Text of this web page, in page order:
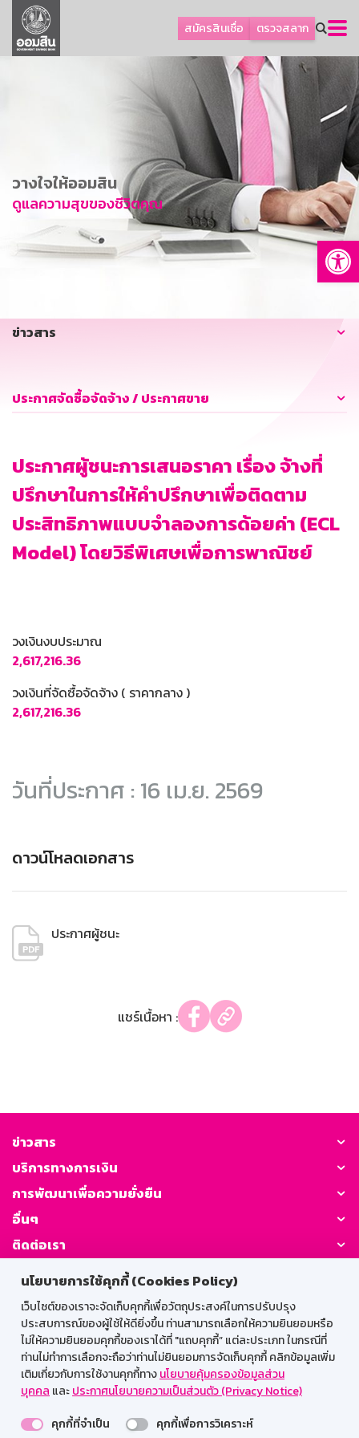
นโยบายการใช้คุกกี้ (Cookies Policy)
เว็บไซต์ของเราจะจัดเก็บคุกกี้เพื่อวัตถุประสงค์ในการปรับปรุง
ประสบการณ์ของผู้ใช้ให้ดียิ่งขึ้น ท่านสามารถเลือกให้ความยินยอมหรือ
ไม่ให้ความยินยอมคุกกี้ของเราได้ที่ "แถบคุกกี้” แต่ละประเภท ในกรณีที่
ท่านไม่ทำการเลือกจะถือว่าท่านไม่ยินยอมการจัดเก็บคุกกี้ คลิกข้อมูลเพิ่ม
เติมเกี่ยวกับการใช้งานคุกกี้ทางนโยบายคุ้มครองข้อมูลส่วน
บุคคล และประกาศนโยบายความเป็นส่วนตัว (Privacy Notice)
คุกกี้ที่จำเป็น
คุกกี้เพื่อการวิเคราะห์
สมัครสินเชื่อ ตรวจสลาก
ลูกค้าธุรกิจ
ลูกค้าผู้ประกอบรายย่อย
การพัฒนาที่ยั่งยืน
ข่าวสาร
บริการทางการเงิน
อื่นๆ
วางใจให้ออมสิน
ดูแลความสุขของชีวิตคุณ
ข่าวสาร
ประกาศจัดซื้อจัดจ้าง / ประกาศขาย
ประกาศผู้ชนะการเสนอราคา เรื่อง จ้างที่
ปรึกษาในการให้คำปรึกษาเพื่อติดตาม
ประสิทธิภาพแบบจำลองการด้อยค่า (ECL
Model) โดยวิธีพิเศษเพื่อการพาณิชย์
วงเงินงบประมาณ
2,617,216.36
วงเงินที่จัดซื้อจัดจ้าง ( ราคากลาง )
2,617,216.36
วันที่ประกาศ : 16 เม.ย. 2569
ดาวน์โหลดเอกสาร
ประกาศผู้ชนะ
แชร์เนื้อหา :
ข่าวสาร
บริการทางการเงิน
การพัฒนาเพื่อความยั่งยืน
อื่นๆ
ติดต่อเรา
GSB Society:
สำหรับพนักงาน
Web HR
GSB Wisdom
M-Search
เข้าสู่ระบบเน็ตเมล